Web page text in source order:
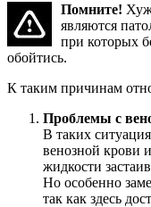
Помните!
являются
при которых
обойтись.
К таким причинам
Проблемы с
В таких
венозной крови
жидкости
Но особенно
так как здесь